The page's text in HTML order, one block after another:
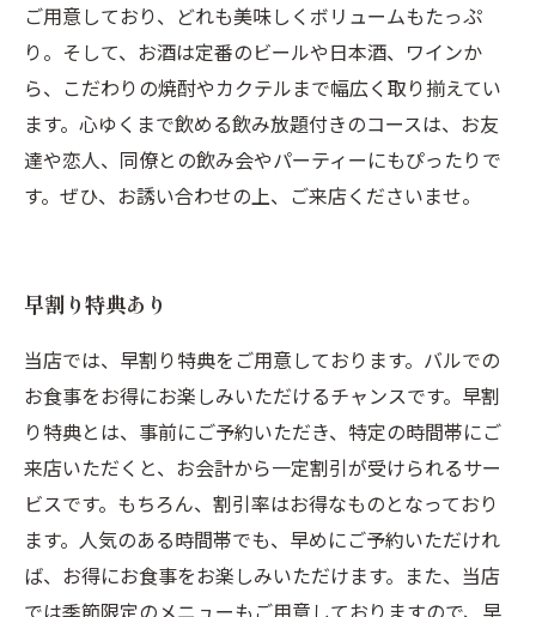
ご用意しており、どれも美味しくボリュームもたっぷ
り。そして、お酒は定番のビールや日本酒、ワインか
ら、こだわりの焼酎やカクテルまで幅広く取り揃えてい
ます。心ゆくまで飲める飲み放題付きのコースは、お友
達や恋人、同僚との飲み会やパーティーにもぴったりで
す。ぜひ、お誘い合わせの上、ご来店くださいませ。
早割り特典あり
当店では、早割り特典をご用意しております。バルでの
お食事をお得にお楽しみいただけるチャンスです。早割
り特典とは、事前にご予約いただき、特定の時間帯にご
来店いただくと、お会計から一定割引が受けられるサー
ビスです。もちろん、割引率はお得なものとなっており
ます。人気のある時間帯でも、早めにご予約いただけれ
ば、お得にお食事をお楽しみいただけます。また、当店
では季節限定のメニューもご用意しておりますので、早